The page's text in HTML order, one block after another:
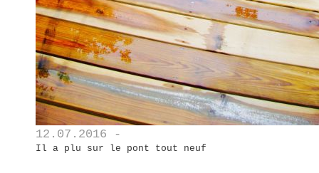
12.07.2016 -
Il a plu sur le pont tout neuf